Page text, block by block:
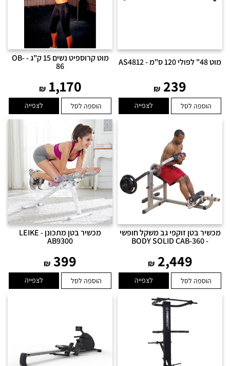
מוט 48" לפולי 120 ס"מ - AS4812
239
₪
הוספה לסל לצפייה
מוט קרוספיט נשים 15 ק"ג - OB-
86
1,170
₪
הוספה לסל לצפייה
מכשיר בטן זוקפי גב משקל חופשי
- BODY SOLID CAB-360
2,449
₪
הוספה לסל לצפייה
מכשיר בטן מתכונן - LEIKE
AB9300
399
₪
הוספה לסל לצפייה